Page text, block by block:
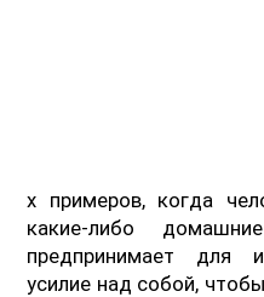
х примеров, когда
какие-либо
предпринимает для
усилие над собой,